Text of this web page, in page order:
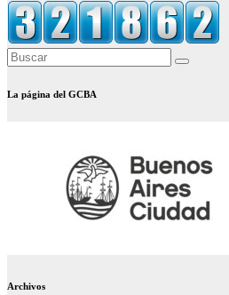
La página del GCBA
Archivos